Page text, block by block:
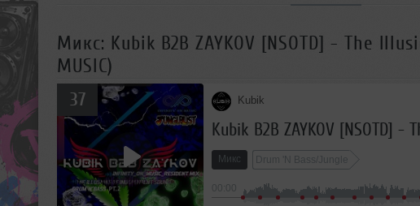
Микс: Kubik B2B ZAYKOV [NSOTD] - The
MUSIC)
37 Kubik
Микс Drum 'N Bass/Jungle